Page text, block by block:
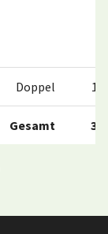
Doppel 1:0
Gesamt 3:0